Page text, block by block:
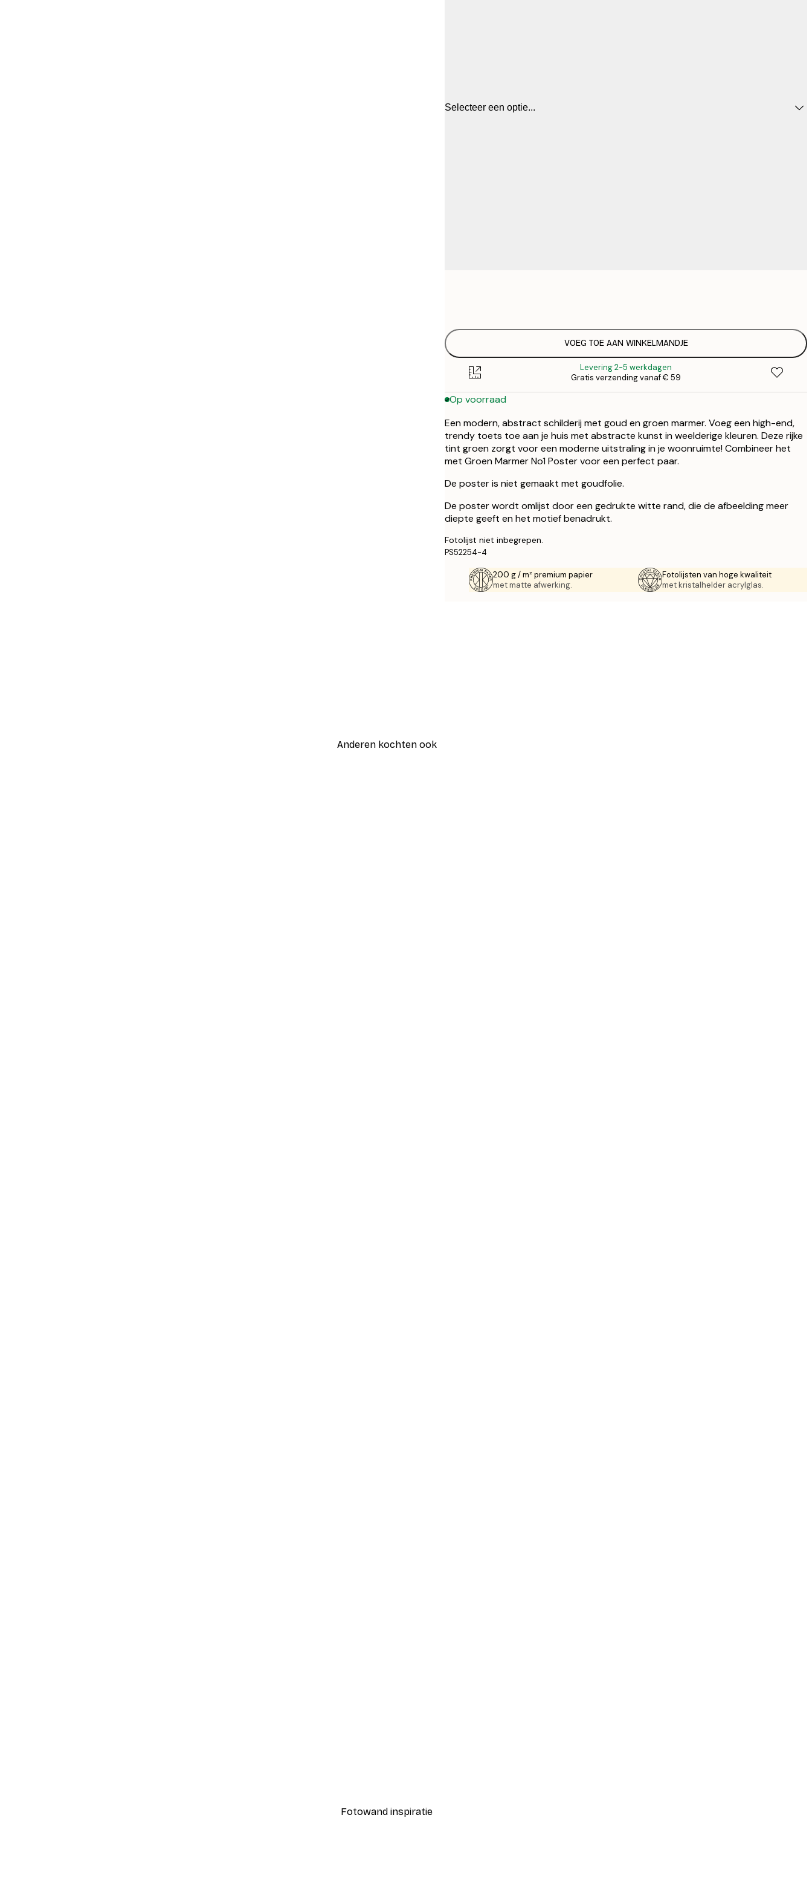
Selecteer een optie...
VOEG TOE AAN WINKELMANDJE
Levering 2-5 werkdagen
Gratis verzending vanaf € 59
Op voorraad
Een modern, abstract schilderij met goud en groen marmer. Voeg een high-end,
trendy toets toe aan je huis met abstracte kunst in weelderige kleuren. Deze rijke
tint groen zorgt voor een moderne uitstraling in je woonruimte! Combineer het
met Groen Marmer No1 Poster voor een perfect paar.
De poster is niet gemaakt met goudfolie.
De poster wordt omlijst door een gedrukte witte rand, die de afbeelding meer
diepte geeft en het motief benadrukt.
Fotolijst niet inbegrepen.
PS52254-4
200 g / m² premium papier
met matte afwerking.
Fotolijsten van hoge kwaliteit
met kristalhelder acrylglas.
Anderen kochten ook
Fotowand inspiratie